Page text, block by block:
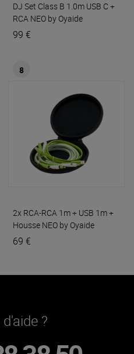
DJ Set Class B 1.0m USB C +
RCA NEO by Oyaide
99 €
8
2x RCA-RCA 1m + USB 1m +
Housse NEO by Oyaide
69 €
?